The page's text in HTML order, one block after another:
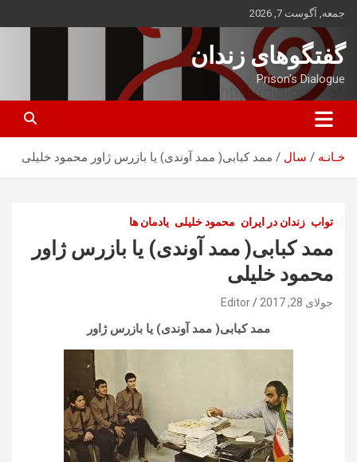
بروید
جمعه, آگوست 7, 2026
گفتگوهای زندان
Prison's Dialogue
خـانـه سال ممد کبابی( ممد آوندی) یا بازرس ژاور محمود خلیلی
تواب زندان در ایران محمود خلیلی یادمان ها
ممد کبابی( ممد آوندی) یا بازرس ژاور
محمود خلیلی
جولای 28, 2017 Editor
ممد کبابی( ممد آوندی) یا بازرس ژاور